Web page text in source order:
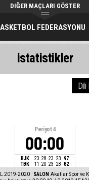
FEDERASYONU
DIĞER MAÇLARI GÖSTER
Periyot 4
00:00
BJK 23 28 23 23 97
TBK
11 20 23 28 82
2019-2020 SALON Akatlar Spor ve
istatistikler